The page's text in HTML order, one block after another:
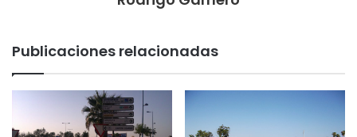
Publicaciones relacionadas